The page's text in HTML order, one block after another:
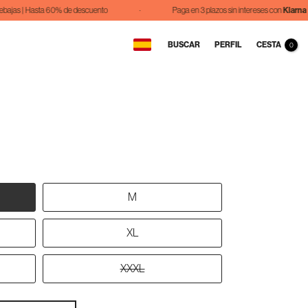
| Hasta 60% de descuento Paga en 3 plazos sin intereses conKlarna
BUSCAR PERFIL CESTA 0
M
XL
XXXL